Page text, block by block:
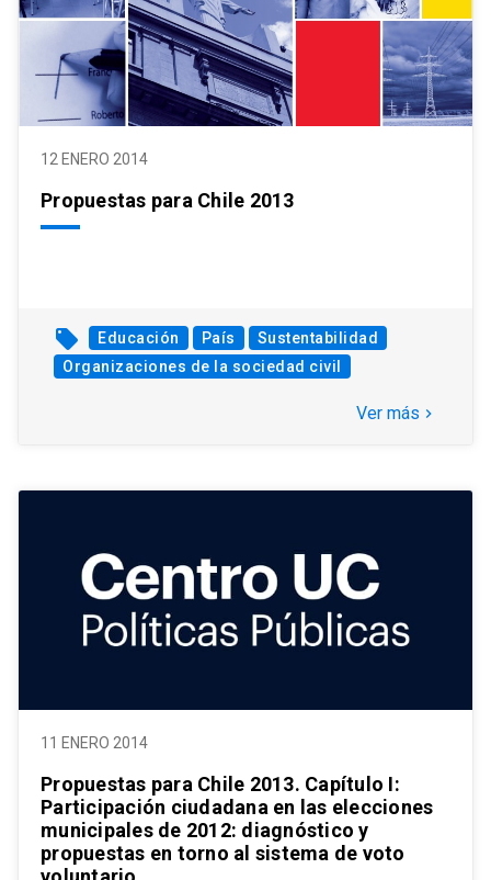
12 ENERO 2014
Propuestas para Chile 2013
local_offer Educación País
Sustentabilidad
Organizaciones de la sociedad civil
Ver más keyboard_arrow_right
11 ENERO 2014
Propuestas para Chile 2013. Capítulo I:
Participación ciudadana en las elecciones
municipales de 2012: diagnóstico y
propuestas en torno al sistema de voto